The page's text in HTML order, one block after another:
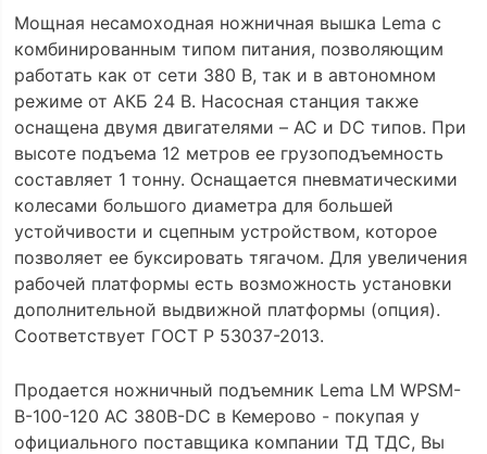
Мощная несамоходная ножничная вышка Lema с
комбинированным типом питания, позволяющим
работать как от сети 380 В, так и в автономном
режиме от АКБ 24 В. Насосная станция также
оснащена двумя двигателями – AC и DC типов. При
высоте подъема 12 метров ее грузоподъемность
составляет 1 тонну. Оснащается пневматическими
колесами большого диаметра для большей
устойчивости и сцепным устройством, которое
позволяет ее буксировать тягачом. Для увеличения
рабочей платформы есть возможность установки
дополнительной выдвижной платформы (опция).
Соответствует ГОСТ Р 53037-2013.
Продается ножничный подъемник Lema LM WPSM-
B-100-120 AC 380B-DC в Кемерово - покупая у
официального поставщика компании ТД ТДС, Вы